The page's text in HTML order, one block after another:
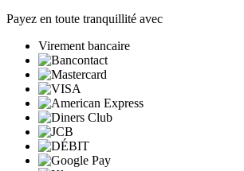
Payez en toute tranquillité avec
Virement bancaire